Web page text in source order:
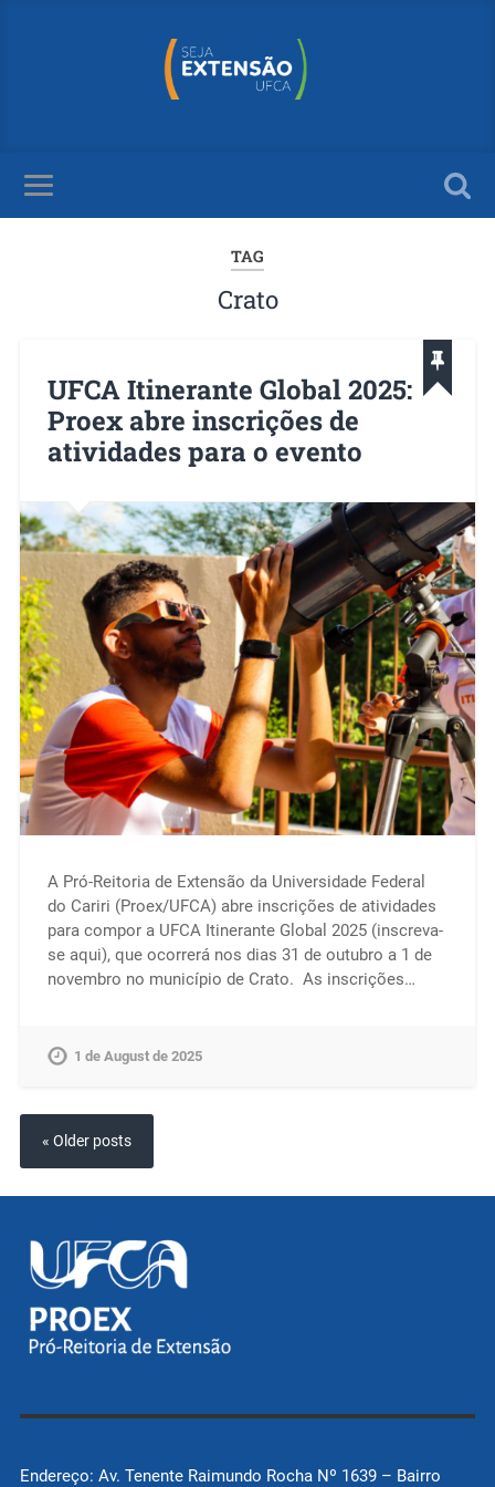
TAG
Crato
UFCA Itinerante Global 2025:
Proex abre inscrições de
atividades para o evento
A Pró-Reitoria de Extensão da Universidade Federal
do Cariri (Proex/UFCA) abre inscrições de atividades
para compor a UFCA Itinerante Global 2025 (inscreva-
se aqui), que ocorrerá nos dias 31 de outubro a 1 de
novembro no município de Crato. As inscrições…
1 de August de 2025
« Older posts
Endereço: Av. Tenente Raimundo Rocha Nº 1639 – Bairro